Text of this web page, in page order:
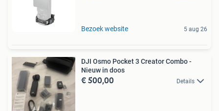
Bezoek website 5 aug 26
DJI Osmo Pocket 3 Creator Combo -
Nieuw in doos
€ 500,00 Details